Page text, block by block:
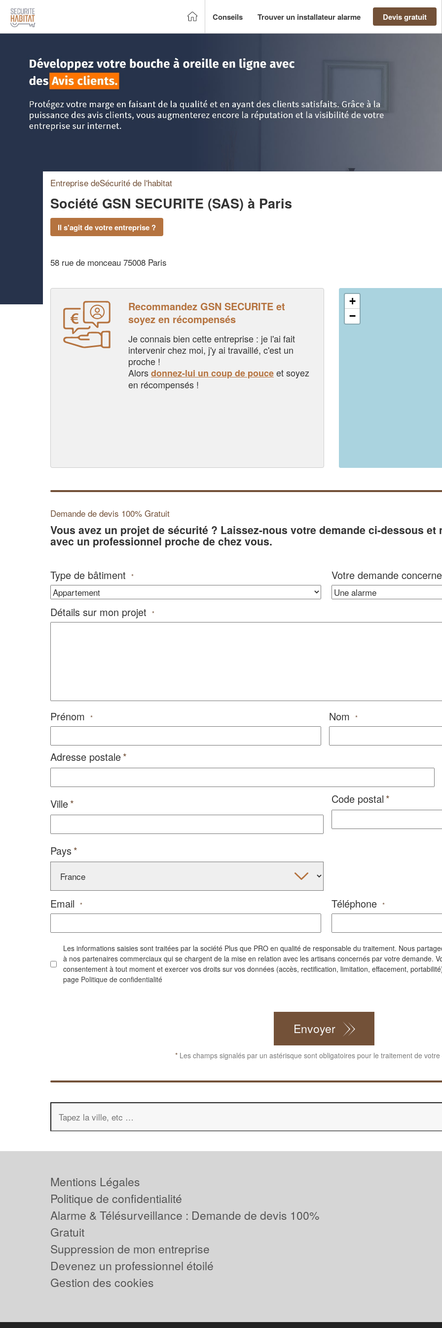
Conseils Trouver un installateur alarme Devis gratuit
Entreprise deSécurité de l'habitat
Société GSN SECURITE (SAS) à Paris
Il s'agit de votre entreprise ?
58 rue de monceau 75008 Paris
Recommandez GSN SECURITE et
soyez en récompensés
Je connais bien cette entreprise : je l'ai fait
intervenir chez moi, j'y ai travaillé, c'est un
proche !
Alorsdonnez-lui un coup de pouceet soyez
en récompensés !
+
−
Demande de devis 100% Gratuit
Vous avez un projet de sécurité ? Laissez-nous votre demande ci-dessous
avec un professionnel proche de chez vous.
Type de bâtiment * Votre demande concerne
Détails sur mon projet *
Prénom * Nom *
Adresse postale
Ville Code postal
Pays
Email * Téléphone *
Les informations saisies sont traitées par la société Plus que PRO en qualité de responsable du traitement. Nous
à nos partenaires commerciaux qui se chargent de la mise en relation avec les artisans concernés par votre demande.
consentement à tout moment et exercer vos droits sur vos données (accès, rectification, limitation, effacement,
page Politique de confidentialité
Envoyer
*Les champs signalés par un astérisque sont obligatoires pour le traitement de votre
Mentions Légales
Politique de confidentialité
Alarme & Télésurveillance : Demande de devis 100%
Gratuit
Suppression de mon entreprise
Devenez un professionnel étoilé
Gestion des cookies